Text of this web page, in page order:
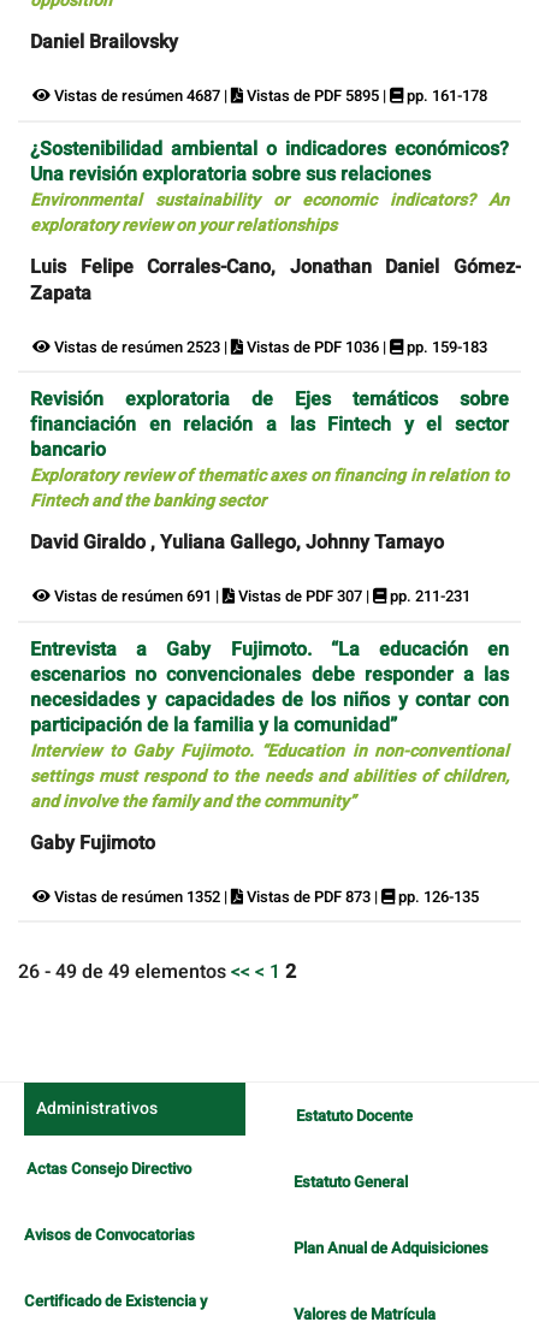
Daniel Brailovsky
Vistas de resúmen 4687 | Vistas de PDF 5895 | pp. 161-178
¿Sostenibilidad ambiental o indicadores económicos?
Una revisión exploratoria sobre sus relaciones
Environmental sustainability or economic indicators? An
exploratory review on your relationships
Luis Felipe Corrales-Cano, Jonathan Daniel Gómez-
Zapata
Vistas de resúmen 2523 | Vistas de PDF 1036 | pp. 159-183
Revisión exploratoria de Ejes temáticos sobre
financiación en relación a las Fintech y el sector
bancario
Exploratory review of thematic axes on financing in relation to
Fintech and the banking sector
David Giraldo , Yuliana Gallego, Johnny Tamayo
Vistas de resúmen 691 | Vistas de PDF 307 | pp. 211-231
Entrevista a Gaby Fujimoto. “La educación en
escenarios no convencionales debe responder a las
necesidades y capacidades de los niños y contar con
participación de la familia y la comunidad”
Interview to Gaby Fujimoto. “Education in non-conventional
settings must respond to the needs and abilities of children,
and involve the family and the community”
Gaby Fujimoto
Vistas de resúmen 1352 | Vistas de PDF 873 | pp. 126-135
26 - 49 de 49 elementos<< < 1 2
Administrativos
Actas Consejo Directivo
Avisos de Convocatorias
Certificado de Existencia y
Estatuto Docente
Estatuto General
Plan Anual de Adquisiciones
Valores de Matrícula